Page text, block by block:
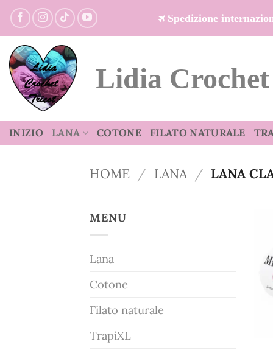
Salta
contenuti
Spedizione
Lidia
INIZIO LANA COTONE FILATO NATURALE
HOME / LANA / LANA
MENU
Lana
Cotone
Filato naturale
TrapiXL